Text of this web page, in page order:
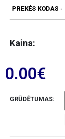
PREKĖS KODAS -
Kaina:
0.00€
GRŪDĖTUMAS